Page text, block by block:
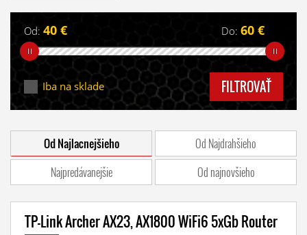
Od: 40 € Do: 60 €
Iba na sklade FILTROVAŤ
Od Najlacnejšieho
Od Najdrahšieho
Najpredávanejšie
Od najnovšieho
TP-Link Archer AX23, AX1800 WiFi6 5xGb Router